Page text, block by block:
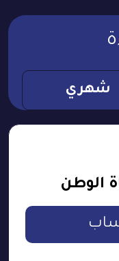
شهري
الوطن